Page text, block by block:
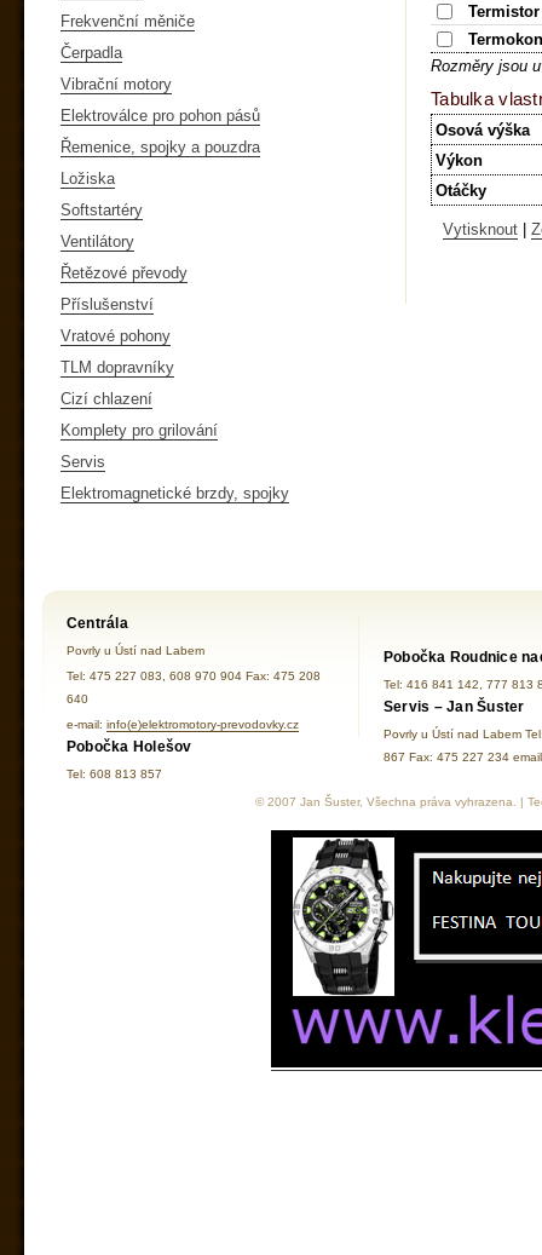
Frekvenční měniče
Čerpadla
Vibrační motory
Elektroválce pro pohon pásů
Řemenice, spojky a pouzdra
Ložiska
Softstartéry
Ventilátory
Řetězové převody
Příslušenství
Vratové pohony
TLM dopravníky
Cizí chlazení
Komplety pro grilování
Servis
Elektromagnetické brzdy, spojky
Termistor
Rozměry jsou
Tabulka
Osová výška
Výkon
Otáčky
Vytisknout
Centrála
Povrly u Ústí nad Labem
Tel: 475 227 083, 608 970 904 Fax: 475 208
640
e-mail: info(e)elektromotory-prevodovky.cz
Pobočka Holešov
Tel: 608 813 857
Pobočka Roudnice
Tel: 416 841 142, 777 813
Servis – Jan Šuster
Povrly u Ústí nad Labem
867 Fax: 475 227 234
© 2007 Jan Šuster, Všechna práva vyhrazena. |